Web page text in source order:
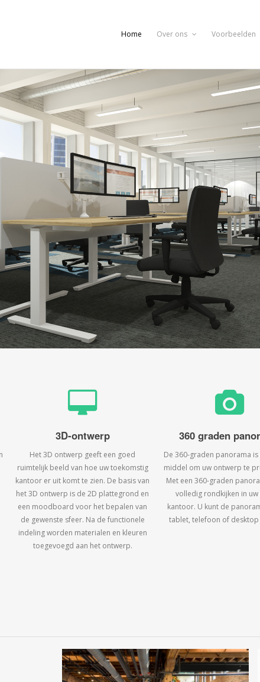
Home Over ons Voorbeelden
3D-ontwerp
Het 3D ontwerp geeft een goed
ruimtelijk beeld van hoe uw toekomstig
kantoor er uit komt te zien. De basis van
het 3D ontwerp is de 2D plattegrond en
een moodboard voor het bepalen van
de gewenste sfeer. Na de functionele
indeling worden materialen en kleuren
toegevoegd aan het ontwerp.
360 graden
De 360-graden panorama is
middel om uw ontwerp te
Met een 360-graden
volledig rondkijken in uw
kantoor. U kunt de
tablet, telefoon of desktop